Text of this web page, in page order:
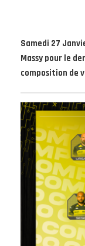
Samedi 27
Massy pour le
composition de